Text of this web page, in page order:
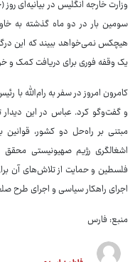
سومین بار در دو ماه گذشته به
هیچکس نمی‌خواهد ببیند که این
یک وقفه فوری برای دریافت کمک و
کامرون امروز در سفر به رام‌الله
و گفت‌وگو کرد. عباس در این
مبتنی بر راه‌حل دو کشور،
اشغالگری رژیم صهیونیستی
فلسطین و حمایت از تلاش‌های آن
اجرای راهکار سیاسی و اجرای طرح
منبع: فارس